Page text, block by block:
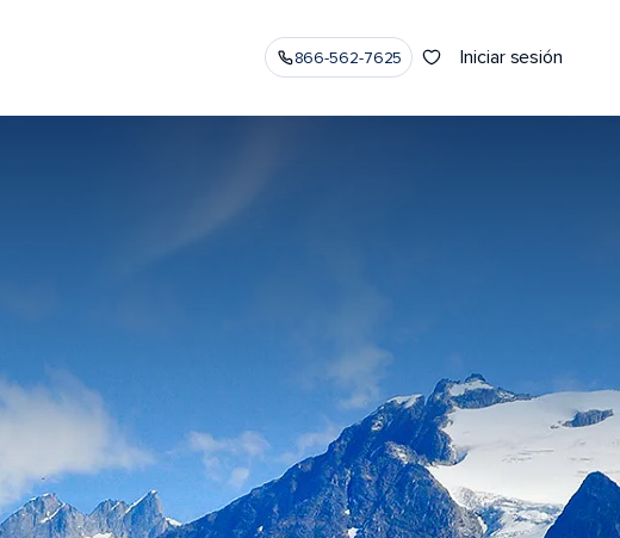
866-562-7625 Iniciar sesión